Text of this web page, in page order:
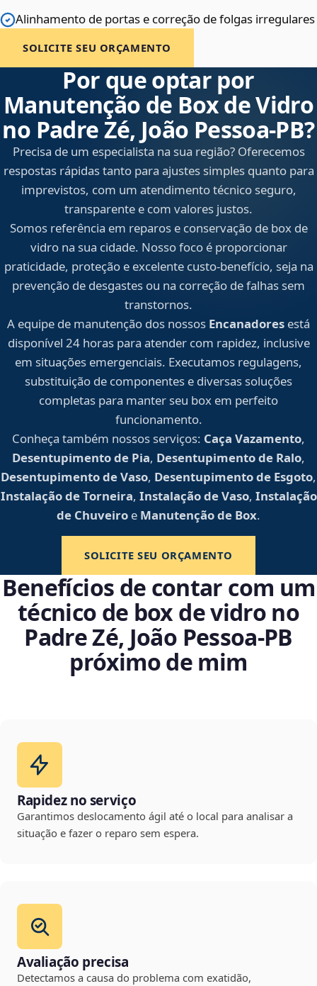
Alinhamento de portas e correção de folgas irregulares
SOLICITE SEU ORÇAMENTO
Por que optar por
Manutenção de Box de Vidro
no Padre Zé, João Pessoa‑PB?
Precisa de um especialista na sua região? Oferecemos
respostas rápidas tanto para ajustes simples quanto para
imprevistos, com um atendimento técnico seguro,
transparente e com valores justos.
Somos referência em reparos e conservação de box de
vidro na sua cidade. Nosso foco é proporcionar
praticidade, proteção e excelente custo-benefício, seja na
prevenção de desgastes ou na correção de falhas sem
transtornos.
A equipe de manutenção dos nossos Encanadores está
disponível 24 horas para atender com rapidez, inclusive
em situações emergenciais. Executamos regulagens,
substituição de componentes e diversas soluções
completas para manter seu box em perfeito
funcionamento.
Conheça também nossos serviços: Caça Vazamento,
Desentupimento de Pia, Desentupimento de Ralo,
Desentupimento de Vaso, Desentupimento de Esgoto,
Instalação de Torneira, Instalação de Vaso, Instalação
de Chuveiro e Manutenção de Box.
SOLICITE SEU ORÇAMENTO
Benefícios de contar com um
técnico de box de vidro no
Padre Zé, João Pessoa‑PB
próximo de mim
Rapidez no serviço
Garantimos deslocamento ágil até o local para analisar a
situação e fazer o reparo sem espera.
Avaliação precisa
Detectamos a causa do problema com exatidão,